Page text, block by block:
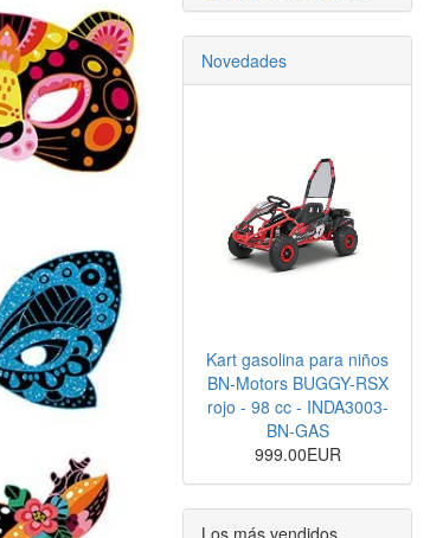
Novedades
Kart gasolina para niños
BN-Motors BUGGY-RSX
rojo - 98 cc - INDA3003-
BN-GAS
999.00EUR
Los más vendidos